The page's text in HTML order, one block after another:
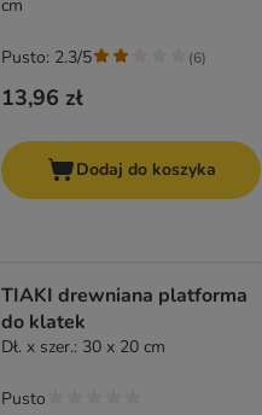
cm
13,96 zł
Pusto: 2.3/5 (6)
Dodaj do koszyka
TIAKI drewniana platforma
do klatek
Dł. x szer.: 30 x 20 cm
Pusto